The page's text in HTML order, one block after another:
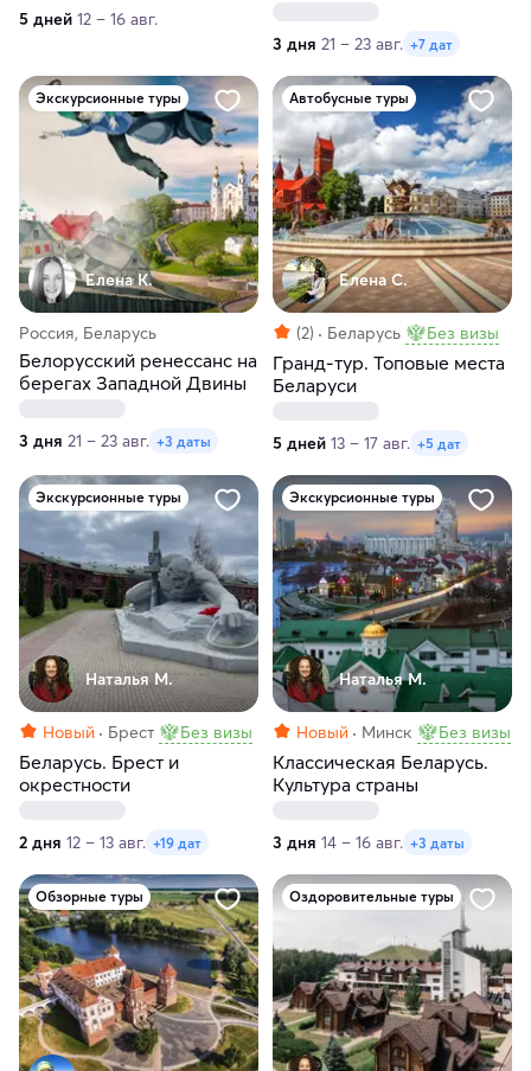
5 дней 12 – 16 авг.
3 дня 21 – 23 авг. +7 дат
Экскурсионные туры
Елена К.
Россия, Беларусь
Белорусский ренессанс на
берегах Западной Двины
3 дня 21 – 23 авг. +3 даты
Автобусные туры
Елена С.
(2) Беларусь Без визы
Гранд-тур. Топовые места
Беларуси
5 дней 13 – 17 авг. +5 дат
Экскурсионные туры
Наталья М.
Новый Брест Без визы
Беларусь. Брест и
окрестности
2 дня 12 – 13 авг. +19 дат
Экскурсионные туры
Наталья М.
Новый Минск Без визы
Классическая Беларусь.
Культура страны
3 дня 14 – 16 авг. +3 даты
Обзорные туры Оздоровительные туры